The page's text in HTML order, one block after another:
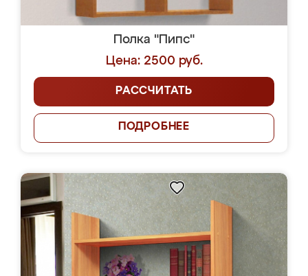
Полка "Пипс"
Цена: 2500 руб.
РАССЧИТАТЬ
ПОДРОБНЕЕ